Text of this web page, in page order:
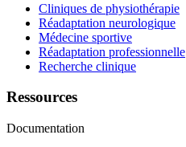
Cliniques de physiothérapie
Réadaptation neurologique
Médecine sportive
Réadaptation professionnelle
Recherche clinique
Ressources
Documentation